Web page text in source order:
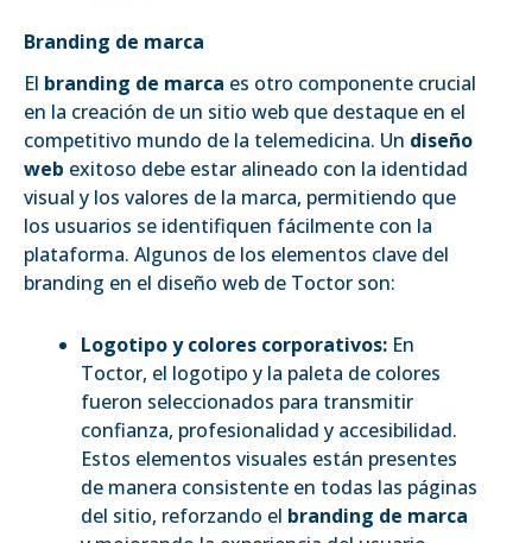
Branding de marca
El branding de marca es otro componente crucial
en la creación de un sitio web que destaque en el
competitivo mundo de la telemedicina. Un diseño
web exitoso debe estar alineado con la identidad
visual y los valores de la marca, permitiendo que
los usuarios se identifiquen fácilmente con la
plataforma. Algunos de los elementos clave del
branding en el diseño web de Toctor son:
Logotipo y colores corporativos: En
Toctor, el logotipo y la paleta de colores
fueron seleccionados para transmitir
confianza, profesionalidad y accesibilidad.
Estos elementos visuales están presentes
de manera consistente en todas las páginas
del sitio, reforzando el branding de marca